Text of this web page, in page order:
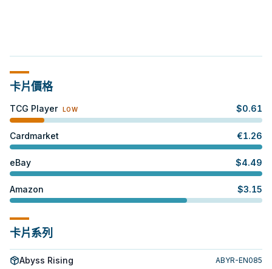
卡片價格
TCG Player LOW $0.61
Cardmarket €1.26
eBay $4.49
Amazon $3.15
卡片系列
Abyss Rising ABYR-EN085